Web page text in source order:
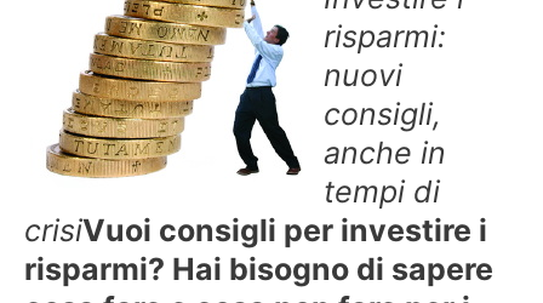
risparmi:
nuovi
consigli,
anche in
tempi di
crisiVuoi consigli per investire i
risparmi? Hai bisogno di sapere